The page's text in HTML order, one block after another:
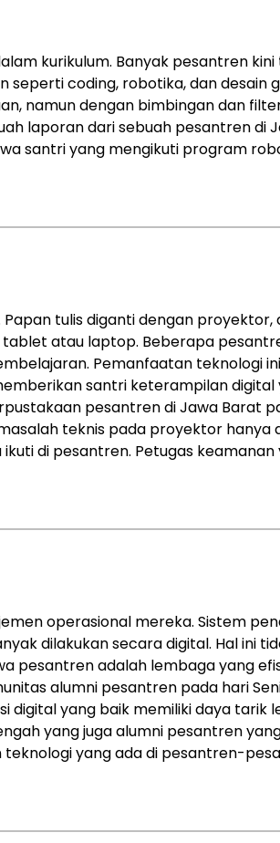
kurikulum. Banyak pesantren kini
coding, robotika, dan desain
namun dengan bimbingan dan
laporan dari sebuah pesantren di
santri yang mengikuti program
tulis diganti dengan proyektor,
tablet atau laptop. Beberapa
Pemanfaatan teknologi
santri keterampilan digital
pesantren di Jawa Barat
teknis pada proyektor hanya
di pesantren. Petugas keamanan
operasional mereka. Sistem
dilakukan secara digital. Hal ini
pesantren adalah lembaga yang
alumni pesantren pada hari
digital yang baik memiliki daya tarik
yang juga alumni pesantren
yang ada di pesantren-